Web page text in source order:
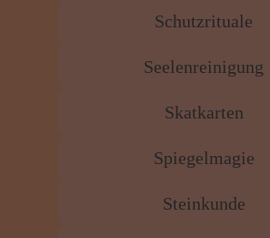
Schutzrituale
Seelenreinigung
Skatkarten
Spiegelmagie
Steinkunde